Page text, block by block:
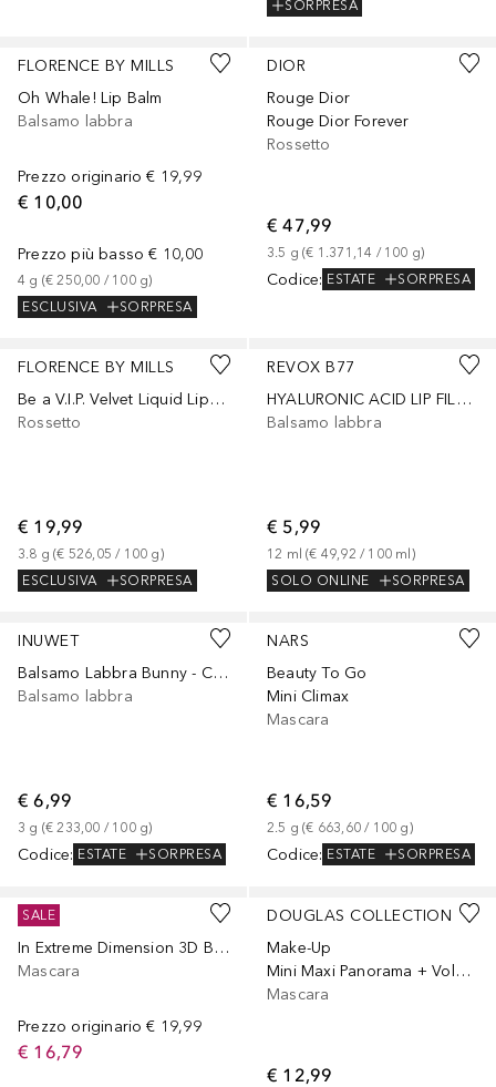
SORPRESA
FLORENCE BY MILLS
Oh Whale! Lip Balm
Balsamo labbra
Prezzo originario € 19,99
€ 10,00
Prezzo più basso € 10,00
4 g (€ 250,00 / 100 g)
ESCLUSIVA
SORPRESA
DIOR
Rouge Dior
Rouge Dior Forever
Rossetto
€ 47,99
3.5 g (€ 1.371,14 / 100 g)
Codice: ESTATE SORPRESA
FLORENCE BY MILLS
Be a V.I.P. Velvet Liquid Lipstick
Rossetto
€ 19,99
3.8 g (€ 526,05 / 100 g)
ESCLUSIVA
SORPRESA
+5
REVOX B77
HYALURONIC ACID LIP FILLER
Balsamo labbra
€ 5,99
12 ml (€ 49,92 / 100 ml)
SOLO ONLINE
SORPRESA
INUWET
Balsamo Labbra Bunny - Cola
Balsamo labbra
€ 6,99
3 g (€ 233,00 / 100 g)
Codice: ESTATE SORPRESA
+7
NARS
Beauty To Go
Mini Climax
Mascara
€ 16,59
2.5 g (€ 663,60 / 100 g)
Codice: ESTATE SORPRESA
MAC
In Extreme Dimension 3D Black Lash Mascara
Mascara
Prezzo originario € 19,99
€ 16,79
SALE
DOUGLAS COLLECTION
Make-Up
Mini Maxi Panorama + Volume Mascara
Mascara
€ 12,99